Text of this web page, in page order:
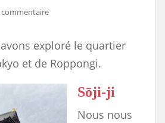
commentaire
exploré le quartier
et de Roppongi.
Sōji-ji
Nous nous